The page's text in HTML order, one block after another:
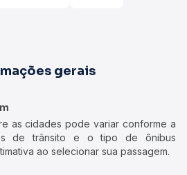
gerais
as cidades pode variar conforme a
de trânsito e o tipo de ônibus
ao selecionar sua passagem.